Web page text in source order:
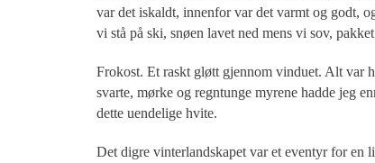
var det iskaldt, innenfor var det varmt og godt,
vi stå på ski, snøen lavet ned mens vi sov,
Frokost. Et raskt gløtt gjennom vinduet. Alt var
svarte, mørke og regntunge myrene hadde jeg
dette uendelige hvite.
Det digre vinterlandskapet var et eventyr for en